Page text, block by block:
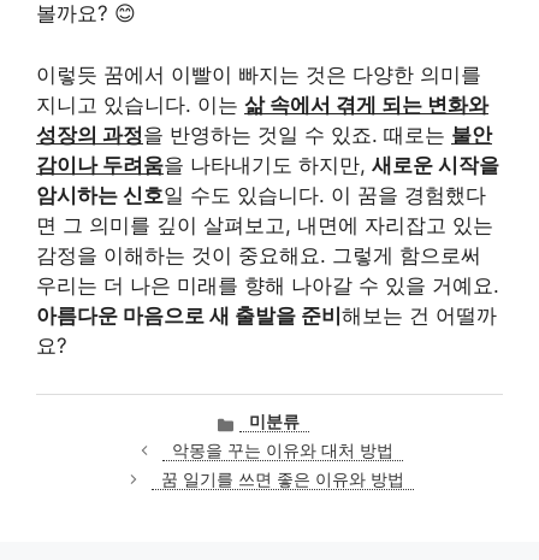
볼까요? 😊
이렇듯 꿈에서 이빨이 빠지는 것은 다양한 의미를
지니고 있습니다. 이는 삶 속에서 겪게 되는 변화와
성장의 과정을 반영하는 것일 수 있죠. 때로는 불안
감이나 두려움을 나타내기도 하지만, 새로운 시작을
암시하는 신호일 수도 있습니다. 이 꿈을 경험했다
면 그 의미를 깊이 살펴보고, 내면에 자리잡고 있는
감정을 이해하는 것이 중요해요. 그렇게 함으로써
우리는 더 나은 미래를 향해 나아갈 수 있을 거예요.
아름다운 마음으로 새 출발을 준비해보는 건 어떨까
요?
카
테
고
리
미분류
악몽을 꾸는 이유와 대처 방법
꿈 일기를 쓰면 좋은 이유와 방법